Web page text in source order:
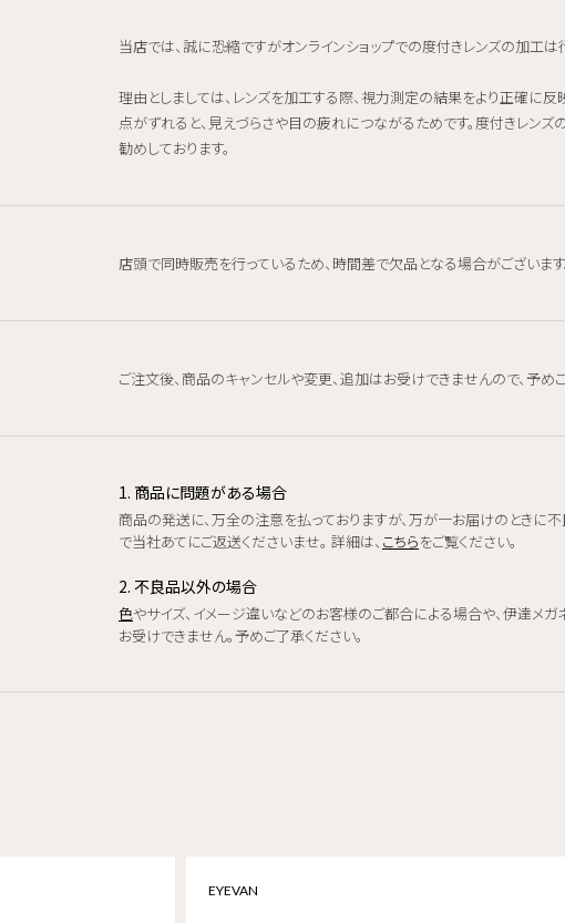
当店では、誠に恐縮ですがオンラインショップでの度付きレンズの加工は
理由としましては、レンズを加工する際、視力測定の結果をより正確に
点がずれると、見えづらさや目の疲れにつながるためです。度付きレン
勧めしております。
店頭で同時販売を行っているため、時間差で欠品となる場合がございます
ご注文後、商品のキャンセルや変更、追加はお受けできませんので、予め
1. 商品に問題がある場合
商品の発送に、万全の注意を払っておりますが、万が一お届けのとき
で当社あてにご返送くださいませ。 詳細は、 こちらをご覧ください。
2. 不良品以外の場合
色やサイズ、イメージ違いなどのお客様のご都合による場合や、伊達メガ
お受けできません。予めご了承ください。
EYEVAN